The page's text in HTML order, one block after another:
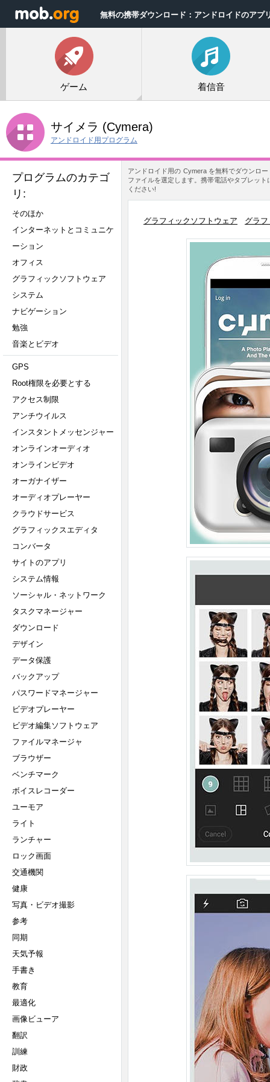
無料の携帯ダウンロード：アンドロイドのアプ
ゲーム 着信音
サイメラ (Cymera)
アンドロイド用プログラム
プログラムのカテゴ
リ:
そのほか
インターネットとコミュニケ
ーション
オフィス
グラフィックソフトウェア
システム
ナビゲーション
勉強
音楽とビデオ
GPS
Root権限を必要とする
アクセス制限
アンチウイルス
インスタントメッセンジャー
オンラインオーディオ
オンラインビデオ
オーガナイザー
オーディオプレーヤー
クラウドサービス
グラフィックスエディタ
コンバータ
サイトのアプリ
システム情報
ソーシャル・ネットワーク
タスクマネージャー
ダウンロード
デザイン
データ保護
バックアップ
パスワードマネージャー
ビデオプレーヤー
ビデオ編集ソフトウェア
ファイルマネージャ
ブラウザー
ベンチマーク
ボイスレコーダー
ユーモア
ライト
ランチャー
ロック画面
交通機関
健康
写真・ビデオ撮影
参考
同期
天気予報
手書き
教育
最適化
画像ビューア
翻訳
訓練
財政
アンドロイド用の Cymera を無料でダウンロ
ファイルを選定します。携帯電話やタブレッ
ください!
グラフィックソフトウェア グラ